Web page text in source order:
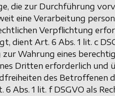
die zur Durchführung
eine Verarbeitung
Verpflichtung
dient Art. 6 Abs. 1 lit. c
Wahrung eines
Dritten erforderlich und
des Betroffenen
6 Abs. 1 lit. f DSGVO als